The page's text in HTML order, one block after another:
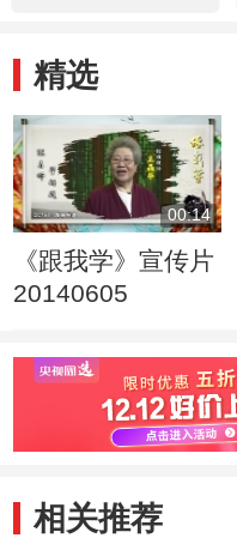
精选
00:14
《跟我学》宣传片
20140605
相关推荐